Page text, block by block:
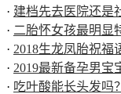
· 建档先去医院还是
· 二胎怀女孩最明显
· 2018生龙凤胎祝福
· 2019最新备孕男宝
· 吃叶酸能长头发吗